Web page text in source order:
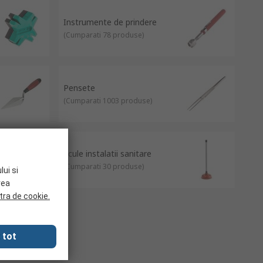
sau pregătiți o zonă pentru a pune fundații, lopețile au o
amestecarea, aplicarea și nivelarea chitului și a mortarului
și garniturile inelare. Acestea pot fi ușoare sau grele, în
Instrumente de prindere
(Cumparati 78 produse)
Pensete
(Cumparati 1003 produse)
Scule instalatii sanitare
Cumparati 30 produse)
si
de cookie.
tot